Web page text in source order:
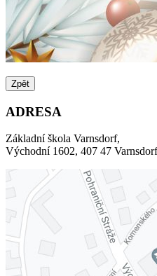
Zpět
ADRESA
Základní škola Varnsdorf,
Východní 1602, 407 47 Varnsdorf